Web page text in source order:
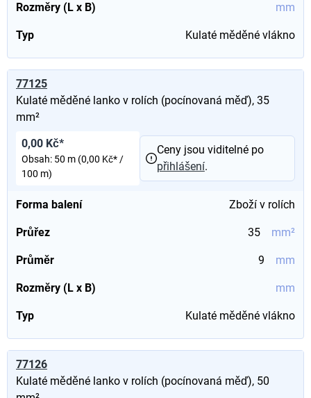
Rozměry (L x B) mm
Typ Kulaté měděné vlákno
77125
Kulaté měděné lanko v rolích (pocínovaná měď), 35
mm²
Forma balení Zboží v rolích
Průřez 35 mm²
Průměr 9 mm
Rozměry (L x B) mm
Typ Kulaté měděné vlákno
0,00 Kč*
Obsah: 50 m (0,00 Kč* /
100 m)
Ceny jsou viditelné po
přihlášení.
77126
Kulaté měděné lanko v rolích (pocínovaná měď), 50